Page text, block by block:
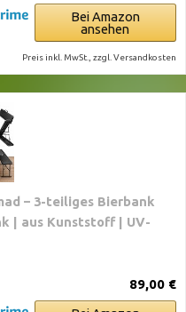
Bei Amazon
ansehen
Preis inkl. MwSt., zzgl. Versandkosten
– 3-teiliges Bierbank
| aus Kunststoff | UV-
89,00 €